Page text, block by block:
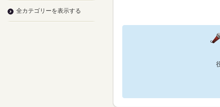
全カテゴリーを表示する